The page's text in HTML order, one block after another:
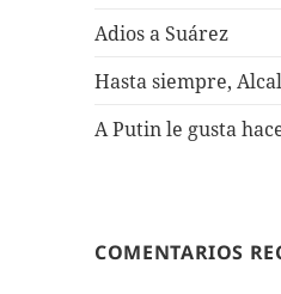
Adios a Suárez
Hasta siempre,
A Putin le gusta
COMENTARIOS